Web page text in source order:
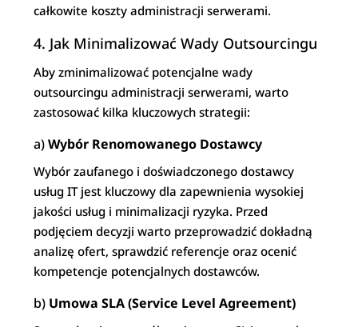
całkowite koszty administracji serwerami.
4. Jak Minimalizować Wady Outsourcingu
Aby zminimalizować potencjalne wady
outsourcingu administracji serwerami, warto
zastosować kilka kluczowych strategii:
a)Wybór Renomowanego Dostawcy
Wybór zaufanego i doświadczonego dostawcy
usług IT jest kluczowy dla zapewnienia wysokiej
jakości usług i minimalizacji ryzyka. Przed
podjęciem decyzji warto przeprowadzić dokładną
analizę ofert, sprawdzić referencje oraz ocenić
kompetencje potencjalnych dostawców.
b) Umowa SLA (Service Level Agreement)